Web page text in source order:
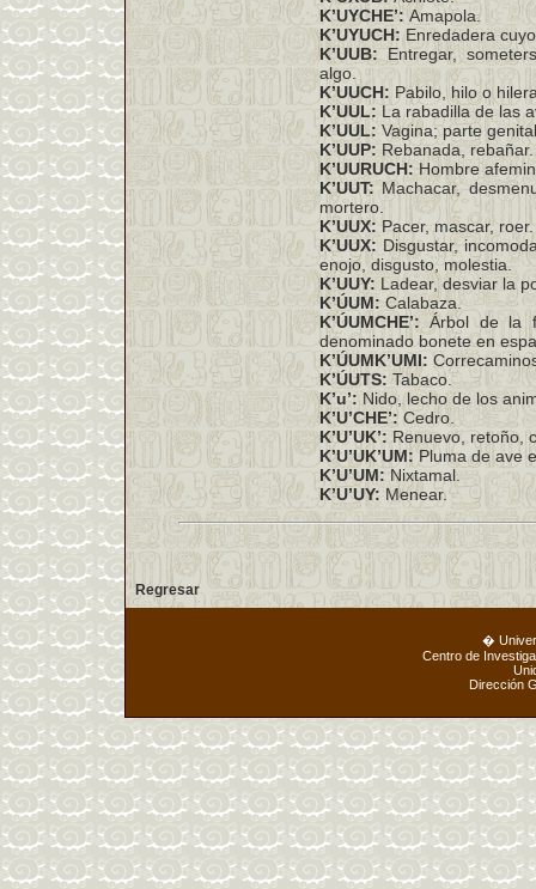
K’UYCHE’:Amapola.
K’UYUCH: Enredadera
K’UUB:Entregar,
algo.
K’UUCH: Pabilo, hilo o
K’UUL: La rabadilla de las
K’UUL:Vagina; parte
K’UUP: Rebanada, rebañar.
K’UURUCH:Hombre
K’UUT:Machacar,
mortero.
K’UUX: Pacer, mascar, roer.
K’UUX:Disgustar,
enojo, disgusto, molestia.
K’UUY:Ladear, desviar la
K’ÚUM: Calabaza.
K’ÚUMCHE’:Árbol de la
denominado bonete en
K’ÚUMK’UMI:
K’ÚUTS:Tabaco.
K’u’:Nido, lecho de los
K’U’CHE’:Cedro.
K’U’UK’: Renuevo, retoño,
K’U’UK’UM:Pluma de ave
K’U’UM:Nixtamal.
K’U’UY: Menear.
Regresar
�
Centro de
Dirección